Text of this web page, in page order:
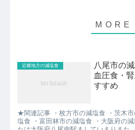
近畿地方の減塩食
八尾市の
血圧食・
すすめ
★関連記事 ・枚方市の減塩食 ・茨木
塩食 ・富田林市の減塩食 ・大阪府の